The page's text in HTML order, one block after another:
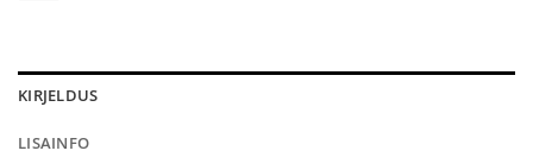
KIRJELDUS
LISAINFO